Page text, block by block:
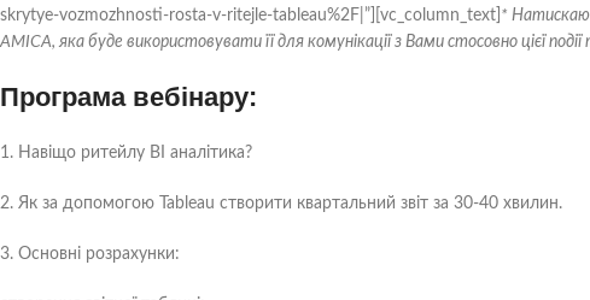
skrytye-vozmozhnosti-rosta-v-ritejle-tableau%2F|”][vc_column_text] *
AMICA, яка буде використовувати її для комунікації з Вами стосовно цієї
Програма вебінару:
1. Навіщо ритейлу BI аналітика?
2. Як за допомогою Tableau створити квартальний звіт за 30-40 хвилин.
3. Основні розрахунки: